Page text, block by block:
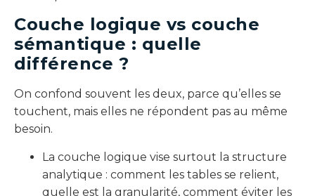
Couche logique vs couche
sémantique : quelle
différence ?
On confond souvent les deux, parce qu’elles se
touchent, mais elles ne répondent pas au même
besoin.
La couche logique vise surtout la structure
analytique : comment les tables se relient,
quelle est la granularité, comment éviter les